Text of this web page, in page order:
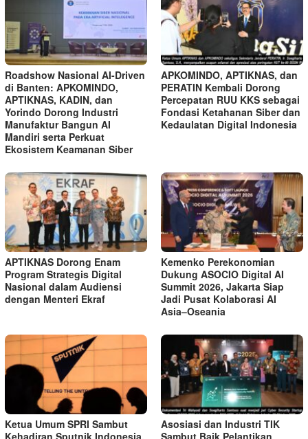
Roadshow Nasional AI-Driven
di Banten: APKOMINDO,
APTIKNAS, KADIN, dan
Yorindo Dorong Industri
Manufaktur Bangun AI
Mandiri serta Perkuat
Ekosistem Keamanan Siber
APKOMINDO, APTIKNAS, dan
PERATIN Kembali Dorong
Percepatan RUU KKS sebagai
Fondasi Ketahanan Siber dan
Kedaulatan Digital Indonesia
APTIKNAS Dorong Enam
Program Strategis Digital
Nasional dalam Audiensi
dengan Menteri Ekraf
Kemenko Perekonomian
Dukung ASOCIO Digital AI
Summit 2026, Jakarta Siap
Jadi Pusat Kolaborasi AI
Asia–Oseania
Ketua Umum SPRI Sambut
Kehadiran Sputnik Indonesia,
Asosiasi dan Industri TIK
Sambut Baik Pelantikan